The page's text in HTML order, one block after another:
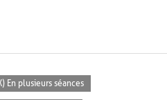
En plusieurs séances